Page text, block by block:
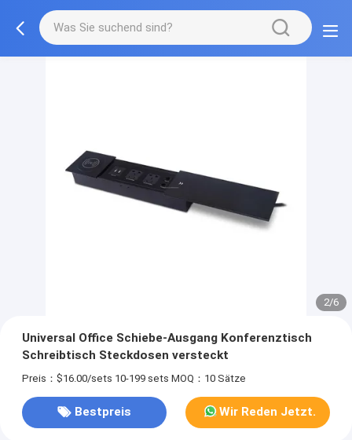
2/6
Universal Office Schiebe-Ausgang Konferenztisch
Schreibtisch Steckdosen versteckt
Preis：$16.00/sets 10-199 sets MOQ：10 Sätze
Bestpreis Wir Reden Jetzt.